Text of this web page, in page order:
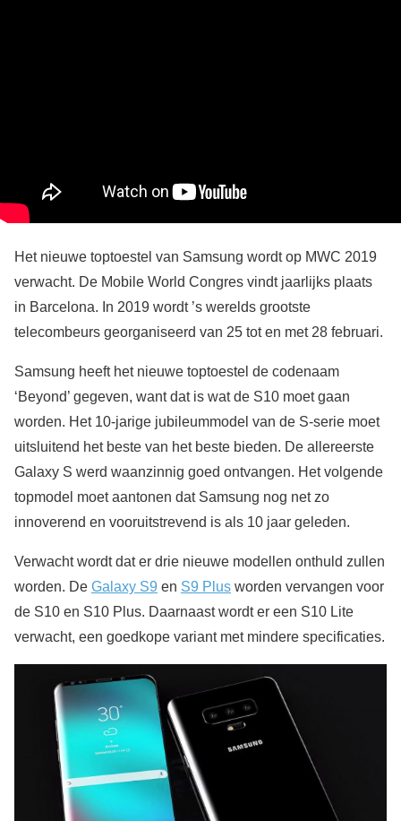
Het nieuwe toptoestel van Samsung wordt op MWC 2019
verwacht. De Mobile World Congres vindt jaarlijks plaats
in Barcelona. In 2019 wordt ’s werelds grootste
telecombeurs georganiseerd van 25 tot en met 28 februari.
Samsung heeft het nieuwe toptoestel de codenaam
‘Beyond’ gegeven, want dat is wat de S10 moet gaan
worden. Het 10-jarige jubileummodel van de S-serie moet
uitsluitend het beste van het beste bieden. De allereerste
Galaxy S werd waanzinnig goed ontvangen. Het volgende
topmodel moet aantonen dat Samsung nog net zo
innoverend en vooruitstrevend is als 10 jaar geleden.
Verwacht wordt dat er drie nieuwe modellen onthuld zullen
worden. De Galaxy S9 en S9 Plus worden vervangen voor
de S10 en S10 Plus. Daarnaast wordt er een S10 Lite
verwacht, een goedkope variant met mindere specificaties.